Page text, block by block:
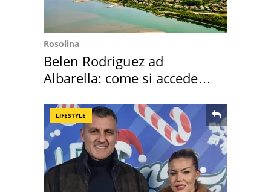
Rosolina
Belen Rodriguez ad
Albarella: come si accede
LIFESTYLE